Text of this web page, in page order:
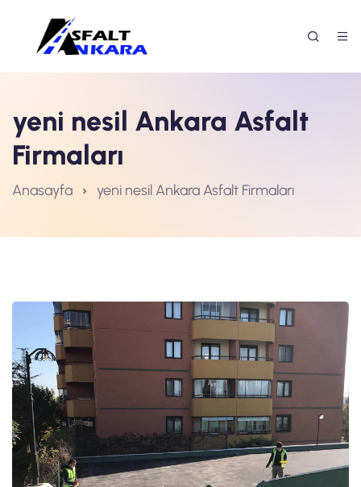
yeni nesil Ankara Asfalt
Firmaları
Anasayfa yeni nesil Ankara Asfalt Firmaları